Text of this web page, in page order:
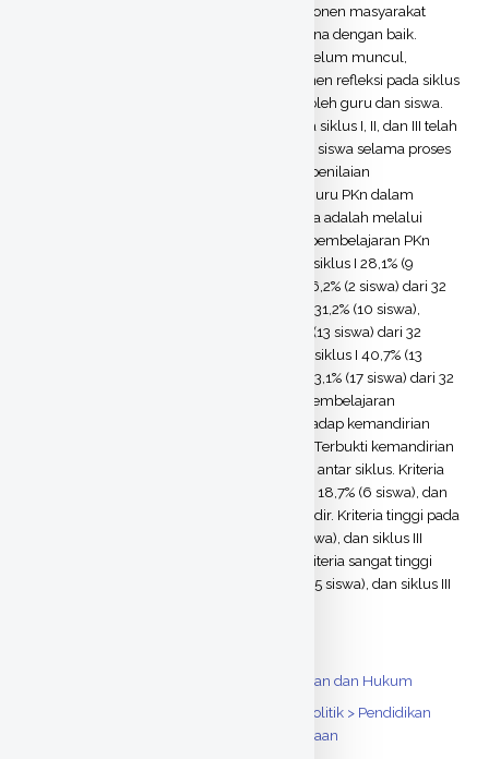
sedangkan siklus III sudah maksimal. Komponen masyarakat
belajar pada siklus I, II, dan III sudah terlaksana dengan baik.
Komponen pemodelan pada siklus I dan II belum muncul,
sedangkan siklus III sudah muncul. Komponen refleksi pada siklus
I, II, dan III sudah dilakukan bersama-sama oleh guru dan siswa.
Komponen penilaian yang sebenarnya pada siklus I, II, dan III telah
dilakukan dengan cara mengamati aktivitas siswa selama proses
pembelajaran PKn berlangsung. [2] Sistem penilaian
pembelajaran kontekstual yang dilakukan guru PKn dalam
mengukur tingkat kemandirian belajar siswa adalah melalui
pengamatan aktivitas siswa selama proses pembelajaran PKn
berlangsung. Tercatat kategori cukup pada siklus I 28,1% (9
siswa), siklus II 18,7% (6 siswa),dan siklus III 6,2% (2 siswa) dari 32
siswa yang hadir. Kategori baik pada siklus I 31,2% (10 siswa),
siklus II 34,3% (11 siswa), dan siklus III 40,7% (13 siswa) dari 32
siswa yang hadir. Kategori sangat baik pada siklus I 40,7% (13
siswa), siklus II 47% (15 siswa), dan siklus III 53,1% (17 siswa) dari 32
siswa yang hadir. [3] Pengaruh penerapan pembelajaran
kontekstual dalam mata pelajaran PKn terhadap kemandirian
belajar siswa mempunyai pengaruh positif. Terbukti kemandirian
belajar siswa terus mengalami peningkatan antar siklus. Kriteria
sedang pada siklus I 28,1% (9 siswa), siklus II 18,7% (6 siswa), dan
siklus III 6,2% (2 siswa) dari 32 siswa yang hadir. Kriteria tinggi pada
siklus I 31,2% (10 siswa), siklus II 34,3% (11 siswa), dan siklus III
40,7% (13 siswa) dari 32 siswa yang hadir. Kriteria sangat tinggi
pada siklus I 40,7% (13 siswa), siklus II 47% (15 siswa), dan siklus III
Ilmu Sosial > Kewarganegaraan dan Hukum
Fakultas Ilmu Sosial & Ilmu Politik > Pendidikan
Pancasila dan Kewarganegaraan